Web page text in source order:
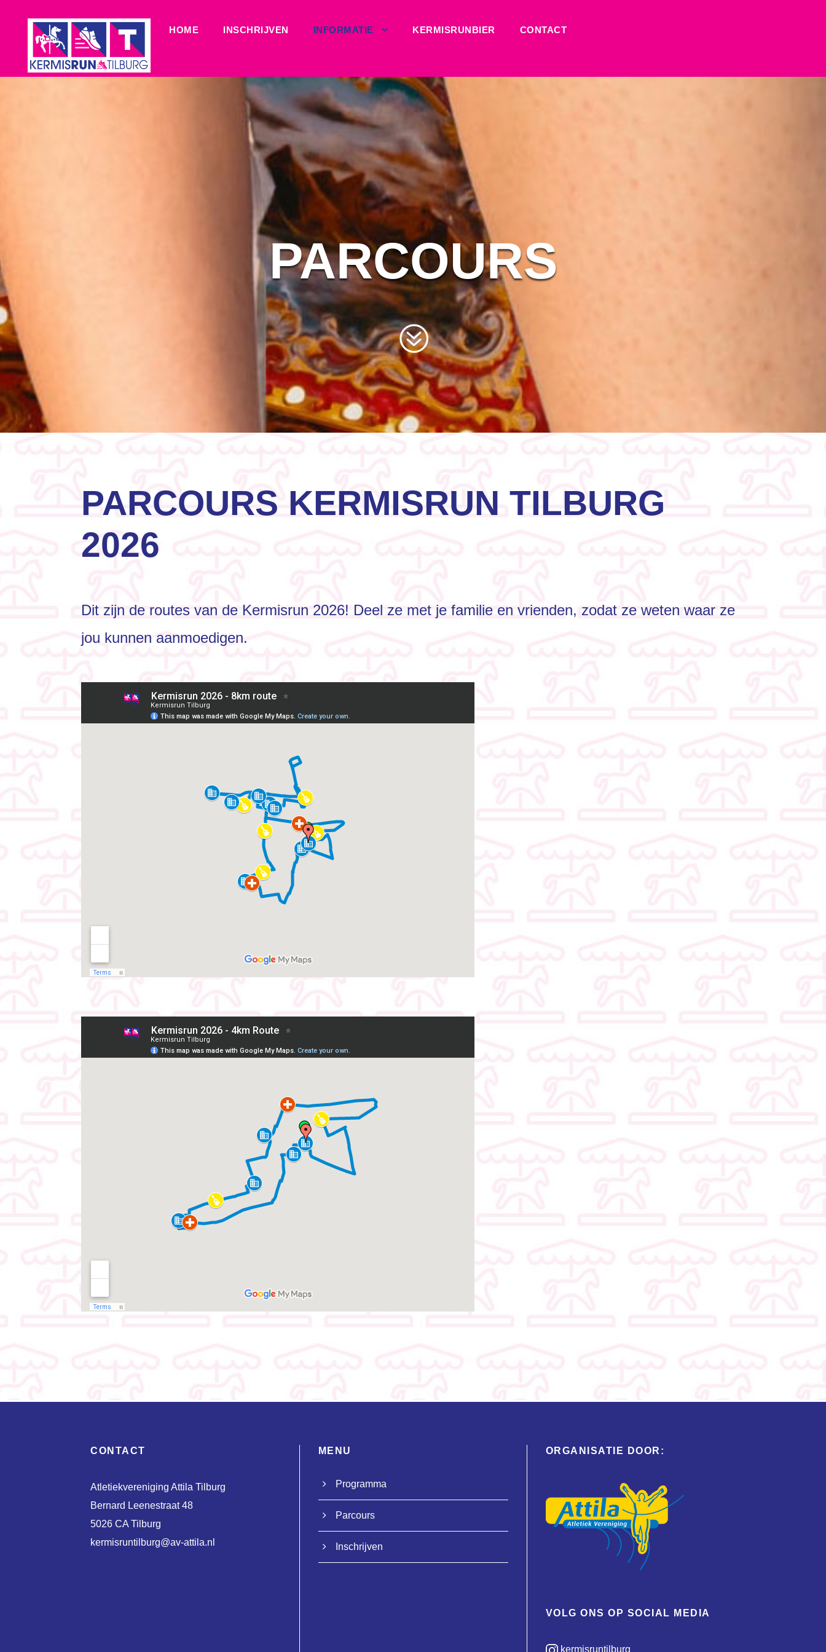
HOME INSCHRIJVEN INFORMATIE KERMISRUNBIER CONTACT
PARCOURS
PARCOURS KERMISRUN TILBURG
2026
Dit zijn de routes van de Kermisrun 2026! Deel ze met je familie en vrienden, zodat ze weten waar ze
jou kunnen aanmoedigen.
CONTACT
Atletiekvereniging Attila Tilburg
Bernard Leenestraat 48
5026 CA Tilburg
kermisruntilburg@av-attila.nl
MENU
Programma
Parcours
Inschrijven
ORGANISATIE DOOR:
VOLG ONS OP SOCIAL MEDIA
kermisruntilburg